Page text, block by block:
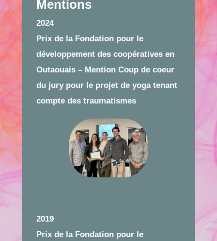
Mentions
2024
Prix de la Fondation pour le
développement des coopératives en
Outaouais – Mention Coup de coeur
du jury pour le projet de yoga tenant
compte des traumatismes
2019
Prix de la Fondation pour le